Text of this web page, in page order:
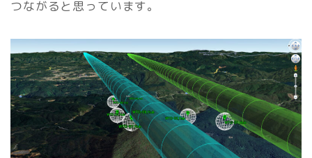
つながると思っています。